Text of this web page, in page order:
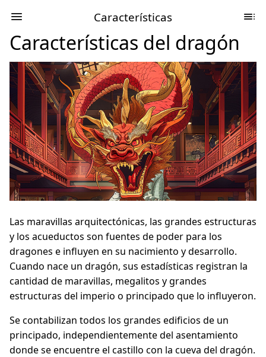
Características
Características del dragón
Las maravillas arquitectónicas, las grandes estructuras
y los acueductos son fuentes de poder para los
dragones e influyen en su nacimiento y desarrollo.
Cuando nace un dragón, sus estadísticas registran la
cantidad de maravillas, megalitos y grandes
estructuras del imperio o principado que lo influyeron.
Se contabilizan todos los grandes edificios de un
principado, independientemente del asentamiento
donde se encuentre el castillo con la cueva del dragón.